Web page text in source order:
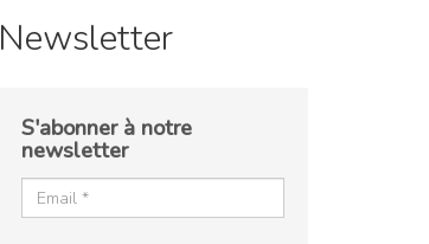
Newsletter
S'abonner à notre
newsletter